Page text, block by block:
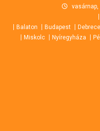
contentBalaton Budapest
Miskolc
Nyíregyháza